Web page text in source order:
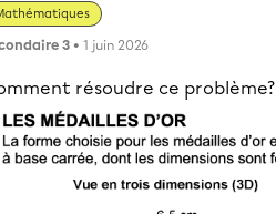
3 • 1 juin 2026
résoudre ce problème?